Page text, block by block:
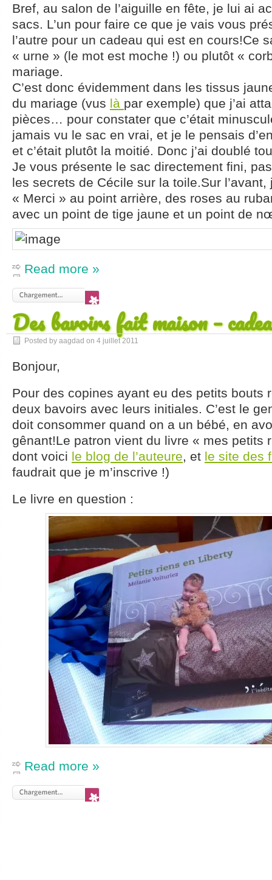
Bref, au salon de l’aiguille en fête, je lui ai
sacs. L’un pour faire ce que je vais vous
l’autre pour un cadeau qui est en cours!Ce
« urne » (le mot est moche !) ou plutôt «
mariage.
C’est donc évidemment dans les tissus
du mariage (vus là par exemple) que j’ai
pièces… pour constater que c’était
jamais vu le sac en vrai, et je le pensais
et c’était plutôt la moitié. Donc j’ai doublé
Je vous présente le sac directement fini,
les secrets de Cécile sur la toile.Sur l’avant,
« Merci » au point arrière, des roses au
avec un point de tige jaune et un point de
Read more »
Des bavoirs fait maison –
Posted by aagdad on 4 juillet 2011
Bonjour,
Pour des copines ayant eu des petits bouts
deux bavoirs avec leurs initiales. C’est le
doit consommer quand on a un bébé, en
gênant!Le patron vient du livre « mes petits
dont voici le blog de l’auteure, et le site des
faudrait que je m’inscrive !)
Le livre en question :
Read more »